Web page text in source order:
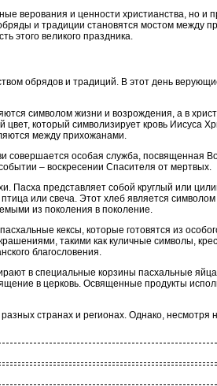
верования и ценности христианства, но и
и традиции становятся мостом между
этого великого праздника.
обрядов и традиций. В этот день
символом жизни и возрождения, а в
цвет, который символизирует кровь Иисуса
между прихожанами.
совершается особая служба, посвященная
– воскресении Спасителя от мертвых.
Пасха представляет собой круглый или
или свеча. Этот хлеб является
из поколения в поколение.
кексы, которые готовятся из
такими как куличные символы,
благословения.
в специальные корзины пасхальные
в церковь. Освященные продукты
странах и регионах. Однако, несмотря